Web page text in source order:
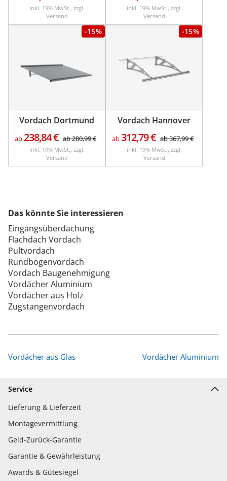
inkl. 19% MwSt., zzgl.
Versand
inkl. 19% MwSt., zzgl.
Versand
-15%
Vordach Dortmund
ab238,84€ ab280,99€
inkl. 19% MwSt., zzgl.
Versand
-15%
Vordach Hannover
ab312,79€ ab367,99€
inkl. 19% MwSt., zzgl.
Versand
Das könnte Sie interessieren
Eingangsüberdachung
Flachdach Vordach
Pultvordach
Rundbogenvordach
Vordach Baugenehmigung
Vordächer Aluminium
Vordächer aus Holz
Zugstangenvordach
Vordächer aus Glas Vordächer Aluminium
Service
Lieferung & Lieferzeit
Montagevermittlung
Geld-Zurück-Garantie
Garantie & Gewährleistung
Awards & Gütesiegel